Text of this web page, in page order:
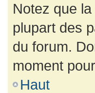
Notez que
plupart des
du forum.
moment
Haut